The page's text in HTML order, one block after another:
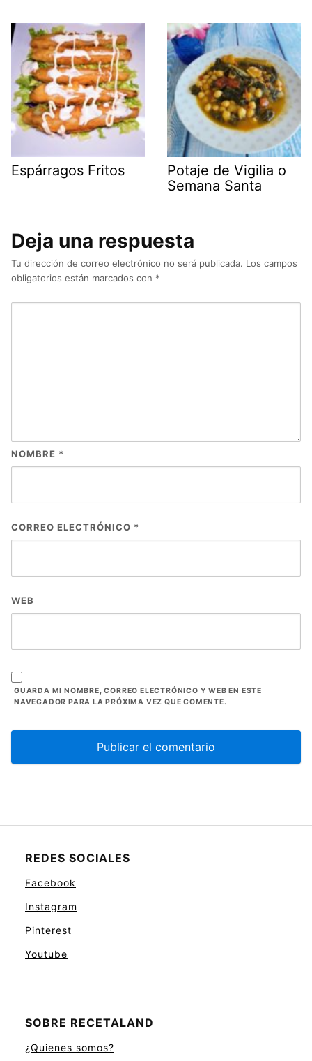
Espárragos Fritos
Potaje de Vigilia o
Semana Santa
Deja una respuesta
Tu dirección de correo electrónico no será publicada. Los campos
obligatorios están marcados con *
NOMBRE *
CORREO ELECTRÓNICO *
WEB
GUARDA MI NOMBRE, CORREO ELECTRÓNICO Y WEB EN ESTE
NAVEGADOR PARA LA PRÓXIMA VEZ QUE COMENTE.
REDES SOCIALES
Facebook
Instagram
Pinterest
Youtube
SOBRE RECETALAND
¿Quienes somos?